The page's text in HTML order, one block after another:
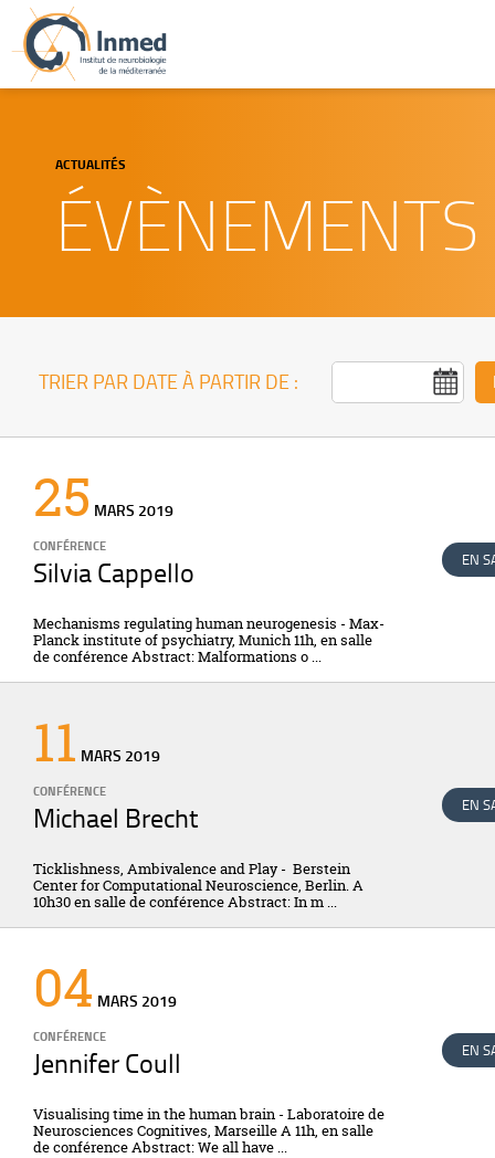
ACTUALITÉS
ÉVÈNEMENTS
TRIER PAR DATE À PARTIR DE :
25 MARS 2019
CONFÉRENCE
Silvia Cappello
Mechanisms regulating human neurogenesis - Max-
Planck institute of psychiatry, Munich 11h, en salle
de conférence Abstract: Malformations o ...
EN
11 MARS 2019
CONFÉRENCE
Michael Brecht
Ticklishness, Ambivalence and Play - Berstein
Center for Computational Neuroscience, Berlin. A
10h30 en salle de conférence Abstract: In m ...
EN
04 MARS 2019
CONFÉRENCE
Jennifer Coull
Visualising time in the human brain - Laboratoire de
Neurosciences Cognitives, Marseille A 11h, en salle
de conférence Abstract: We all have ...
EN